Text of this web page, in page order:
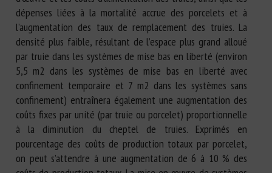
dépenses liées à la mortalité accrue des porcelets et à
l’augmentation des taux de remplacement des truies. La
densité plus faible, résultant de l’espace plus grand alloué
par truie dans les systèmes de mise bas en liberté (environ
5,5 m2 dans les systèmes de mise bas en liberté avec
confinement temporaire et 7 m2 dans les systèmes sans
confinement) entraînera également une augmentation des
coûts fixes par unité (par truie ou porcelet) proportionnelle
à la diminution du cheptel de truies. Exprimés en
pourcentage des coûts de production totaux par porcelet,
on peut s’attendre à une augmentation de 6 à 10 % des